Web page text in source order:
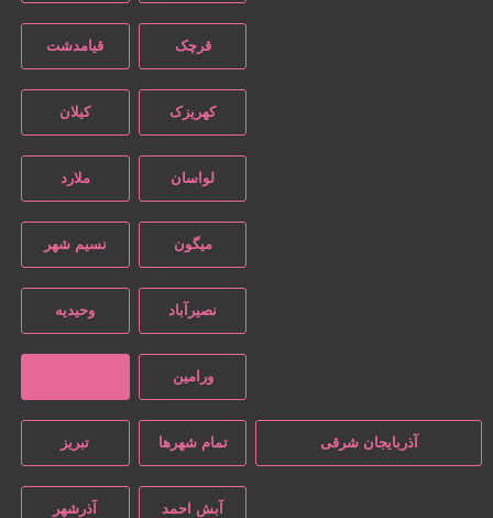
قرچک قیامدشت
کهریزک کیلان
لواسان ملارد
میگون نسیم شهر
نصیرآباد وحیدیه
ورامین
آذربایجان شرقی تمام شهر‌ها تبریز
آبش احمد آذرشهر